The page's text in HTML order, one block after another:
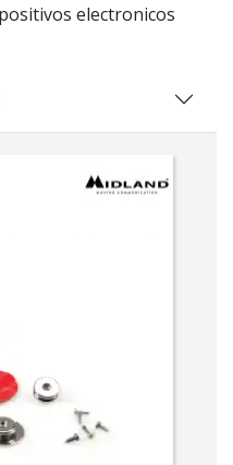
electronicos